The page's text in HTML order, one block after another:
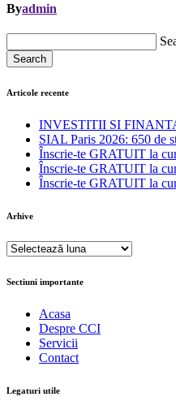
Byadmin
Search
Articole recente
INVESTITII SI
SIAL Paris 2026: 650 de
Înscrie-te GRATUIT la
Înscrie-te GRATUIT la
Înscrie-te GRATUIT la
Arhive
Arhive
Sectiuni importante
Acasa
Despre CCI
Servicii
Contact
Legaturi utile